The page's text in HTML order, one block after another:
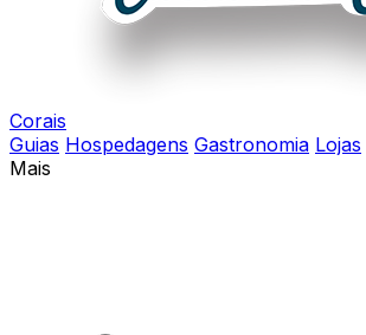
Corais
Guias Hospedagens Gastronomia Lojas
Mais